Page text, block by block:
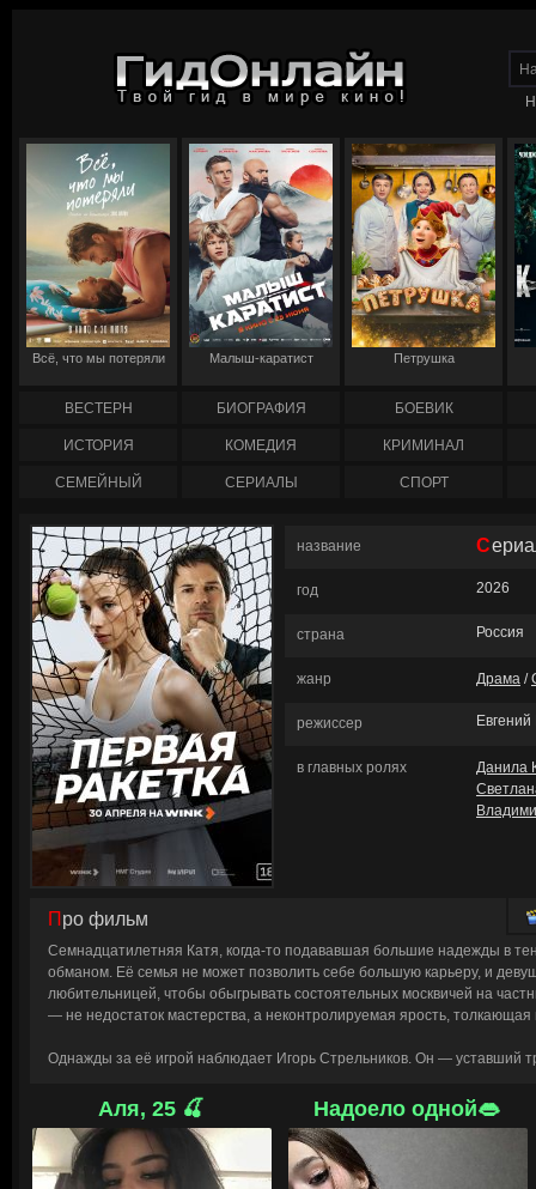
Всё, что мы потеряли Малыш-каратист Петрушка
ВЕСТЕРН БИОГРАФИЯ БОЕВИК
ИСТОРИЯ КОМЕДИЯ КРИМИНАЛ
СЕМЕЙНЫЙ СЕРИАЛЫ СПОРТ
название
год 2026
страна Россия
жанр Драма /
режиссер Евгений
в главных ролях
Данила
Про фильм
Семнадцатилетняя Катя, когда-то подававшая большие надежды в
обманом. Её семья не может позволить себе большую карьеру, и
любительницей, чтобы обыгрывать состоятельных москвичей на
— не недостаток мастерства, а неконтролируемая ярость,
Однажды за её игрой наблюдает Игорь Стрельников. Он — уставший
он готов поставить на кон репутацию, дом и отношения с дочерью.
сможет достичь вершин, Кате предстоит победить не только
несправедливую систему, где без связей и денег невозможно
подачей.© ГидОнлайн
Аля, 25 🍒 Надоело одной👄